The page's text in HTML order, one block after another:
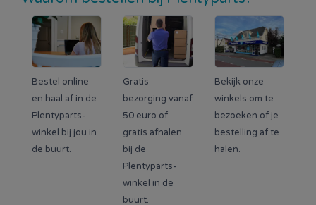
Bestel online
en haal af in de
Plentyparts-
winkel bij jou in
de buurt.
Gratis
bezorging vanaf
50 euro of
gratis afhalen
bij de
Plentyparts-
winkel in de
buurt.
Bekijk onze
winkels om te
bezoeken of je
bestelling af te
halen.